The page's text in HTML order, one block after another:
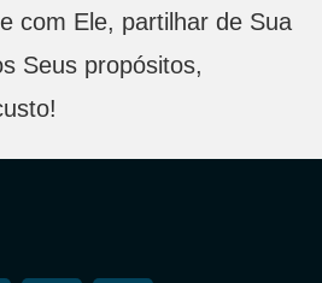
com Ele, partilhar de Sua
Seus propósitos,